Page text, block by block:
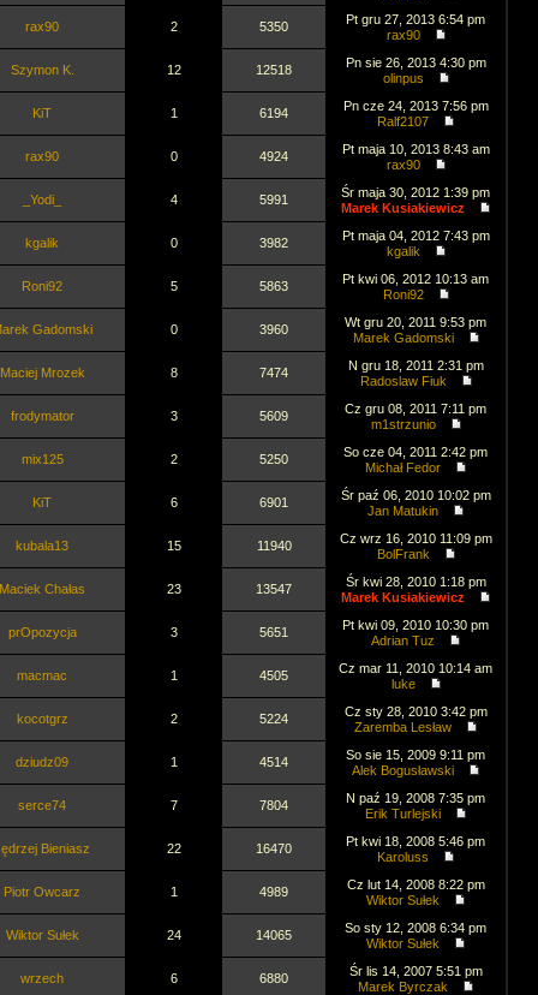
rax90 2 5350
Pt gru 27, 2013 6:54 pm
rax90
Szymon K. 12 12518
Pn sie 26, 2013 4:30 pm
olinpus
KiT 1 6194
Pn cze 24, 2013 7:56 pm
Ralf2107
rax90 0 4924
Pt maja 10, 2013 8:43 am
rax90
_Yodi_ 4 5991
Śr maja 30, 2012 1:39 pm
Marek Kusiakiewicz
kgalik 0 3982
Pt maja 04, 2012 7:43 pm
kgalik
Roni92 5 5863
Pt kwi 06, 2012 10:13 am
Roni92
Gadomski 0 3960
Wt gru 20, 2011 9:53 pm
Marek Gadomski
Maciej Mrozek 8 7474
N gru 18, 2011 2:31 pm
Radoslaw Fiuk
frodymator 3 5609
Cz gru 08, 2011 7:11 pm
m1strzunio
mix125 2 5250
So cze 04, 2011 2:42 pm
Michał Fedor
KiT 6 6901
Śr paź 06, 2010 10:02 pm
Jan Matukin
kubala13 15 11940
Cz wrz 16, 2010 11:09 pm
BolFrank
Maciek Chałas 23 13547
Śr kwi 28, 2010 1:18 pm
Marek Kusiakiewicz
prOpozycja 3 5651
Pt kwi 09, 2010 10:30 pm
Adrian Tuz
macmac 1 4505
Cz mar 11, 2010 10:14 am
luke
kocotgrz 2 5224
Cz sty 28, 2010 3:42 pm
Zaremba Lesław
dziudz09 1 4514
So sie 15, 2009 9:11 pm
Alek Bogusławski
serce74 7 7804
N paź 19, 2008 7:35 pm
Erik Turlejski
Bieniasz 22 16470
Pt kwi 18, 2008 5:46 pm
Karoluss
Piotr Owcarz 1 4989
Cz lut 14, 2008 8:22 pm
Wiktor Sułek
Wiktor Sułek 24 14065
So sty 12, 2008 6:34 pm
Wiktor Sułek
wrzech 6 6880
Śr lis 14, 2007 5:51 pm
Marek Byrczak